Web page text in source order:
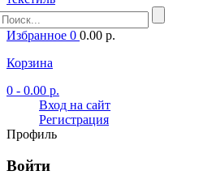
Избранное 0 0.00 р.
Корзина
0 - 0.00 р.
Вход на сайт
Регистрация
Профиль
Войти